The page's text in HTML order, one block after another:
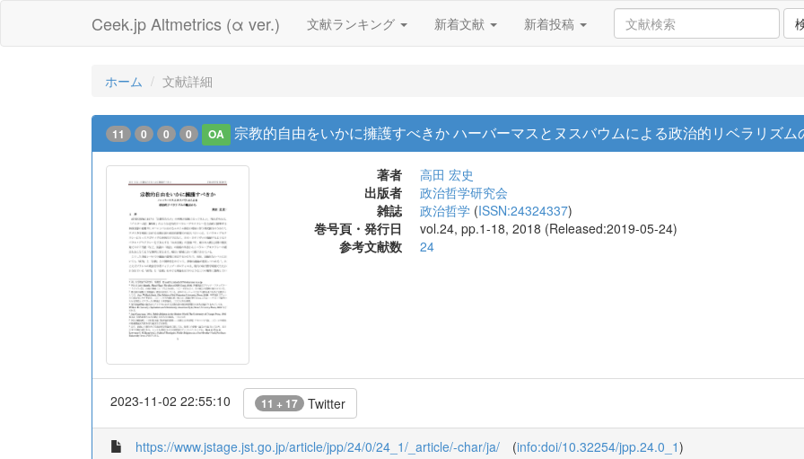
Ceek.jp Altmetrics (α ver.) 文献ランキング 新着文献 新着投稿
ホーム 文献詳細
11 0 0 0 OA 宗教的自由をいかに擁護すべきか ハーバーマスとヌスバウムによる政治的リベラリズム
著者
高田 宏史
出版者
政治哲学研究会
雑誌
政治哲学 (ISSN:24324337)
巻号頁・発行日
vol.24, pp.1-18, 2018 (Released:2019-05-24)
参考文献数
24
2023-11-02 22:55:10 11 + 17 Twitter
https://www.jstage.jst.go.jp/article/jpp/24/0/24_1/_article/-char/ja/ (info:doi/10.32254/jpp.24.0_1)